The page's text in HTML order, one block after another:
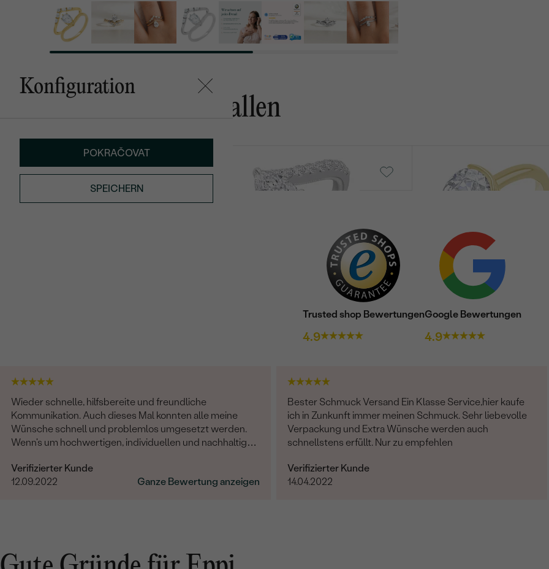
KARATGEWICHT:
ABMESSUNGEN:
REINHEIT:
FARBE:
HERKUNFT:
FORM:
REINHEIT:
Konfiguration
POKRAČOVAT
SPEICHERN
Das könnte Ihnen gefallen
von € 339 von € 2 589 von € 1 239
Trusted shop Bewertungen
4.9
Google Bewertungen
4.9
Wieder schnelle, hilfsbereite und freundliche
Kommunikation. Auch dieses Mal konnten alle meine
Wünsche schnell und problemlos umgesetzt werden.
Wenn's um hochwertigen, individuellen und nachhaltigen
Verifizierter Kunde
12.09.2022
Ganze Bewertung anzeigen
Bester Schmuck Versand Ein Klasse Service,hier kaufe
ich in Zunkunft immer meinen Schmuck. Sehr liebevolle
Verpackung und Extra Wünsche werden auch
schnellstens erfüllt. Nur zu empfehlen
Verifizierter Kunde
14.04.2022